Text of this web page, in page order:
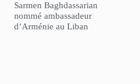
Sarmen Baghdassarian
nommé ambassadeur
d’Arménie au Liban